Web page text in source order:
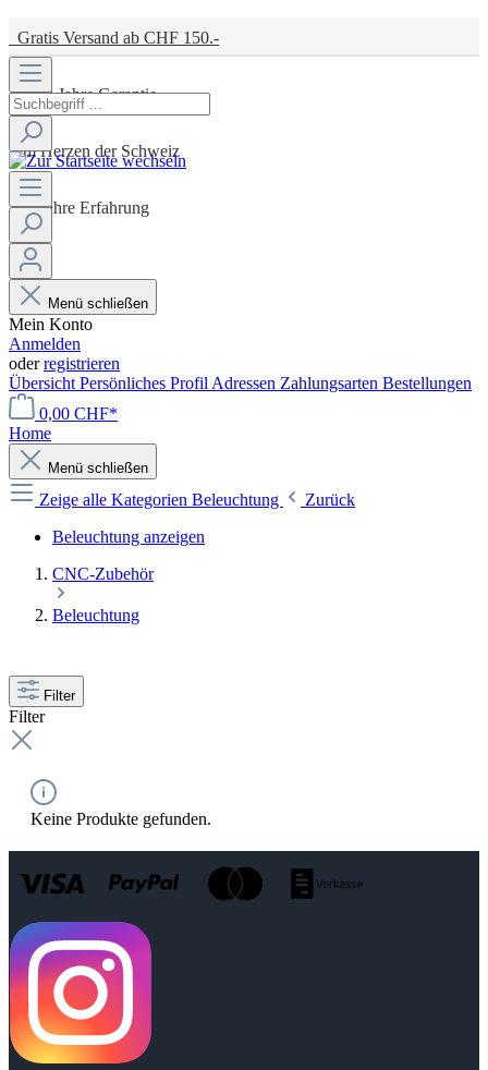
Gratis Versand ab CHF 150.-
Zwei Jahre Garantie
Im Herzen der Schweiz
10 Jahre Erfahrung
Menü schließen
Mein Konto
Anmelden
oderregistrieren
Übersicht Persönliches Profil Adressen Zahlungsarten Bestellungen
0,00 CHF*
Home
Menü schließen
Zeige alle Kategorien Beleuchtung
Zurück
Beleuchtung anzeigen
CNC-Zubehör
Beleuchtung
Filter
Filter
Keine Produkte gefunden.